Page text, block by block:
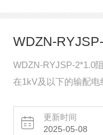
WDZN-
WDZN-RYJSP-2*1.0
在1kV及以下的输配电
更新时间
2025-05-08